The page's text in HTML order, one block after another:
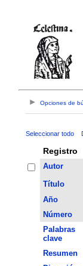
Opciones de
Seleccionar todo
Registro
Autor
Título
Año
Número
Palabras
clave
Resumen